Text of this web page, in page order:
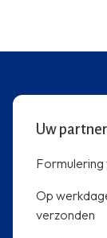
Uw
Formulering
Op
verzonden